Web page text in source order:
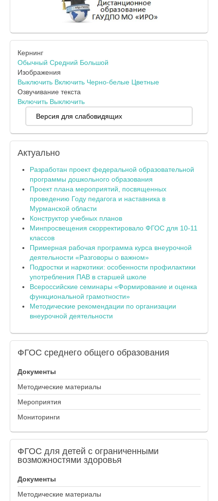
Кернинг
Обычный Средний Большой
Изображения
Выключить Включить Черно-белые Цветные
Озвучивание текста
Включить Выключить
Версия для слабовидящих
Актуально
Разработан проект федеральной образовательной
программы дошкольного образования
Проект плана мероприятий, посвященных
проведению Году педагога и наставника в
Мурманской области
Конструктор учебных планов
Минпросвещения скорректировало ФГОС для 10-11
классов
Примерная рабочая программа курса внеурочной
деятельности «Разговоры о важном»
Подростки и наркотики: особенности профилактики
употребления ПАВ в старшей школе
Всероссийские семинары «Формирование и оценка
функциональной грамотности»
Методические рекомендации по организации
внеурочной деятельности
ФГОС среднего общего образования
Документы
Методические материалы
Мероприятия
Мониторинги
ФГОС для детей с ограниченными
возможностями здоровья
Документы
Методические материалы